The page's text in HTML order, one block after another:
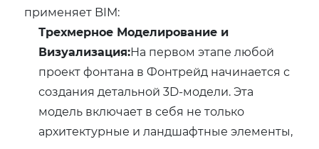
применяет BIM:
Трехмерное Моделирование и
Визуализация:На первом этапе любой
проект фонтана в Фонтрейд начинается с
создания детальной 3D-модели. Эта
модель включает в себя не только
архитектурные и ландшафтные элементы,